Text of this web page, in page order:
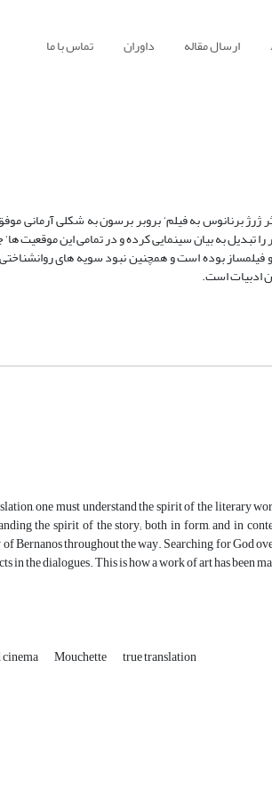
ارسال مقاله داوران تماس با ما
برنانوس به فیلم‘ بروبر برسون به شکلی آرمانی
به بیان سینمایی کرده و در تمامی این موقعیت ها‘
بوده است و همچنین نبود سویه های
ادبیات است.
one must understand the spirit of the literary
the spirit of the story; both in form, and in
Bernanos throughout the way. Searching for God
in the dialogues. This is how a work of art has
Mouchette true translation